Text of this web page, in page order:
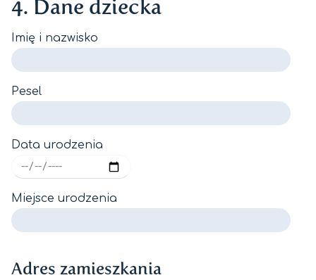
4. Dane dziecka
Imię i nazwisko
Pesel
Data urodzenia
Miejsce urodzenia
Adres zamieszkania